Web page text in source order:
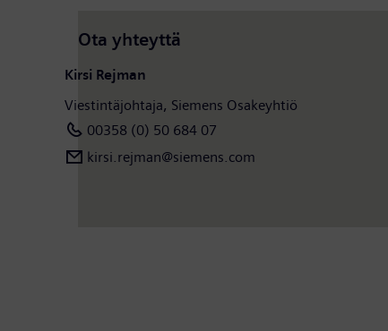
Ota yhteyttä
Kirsi Rejman
Viestintäjohtaja, Siemens Osakeyhtiö
00358 (0) 50 684 07
kirsi.rejman​​@siemens.com